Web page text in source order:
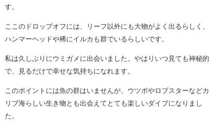
す。
ここのドロップオフには、リーフ以外にも大物がよく出るらしく、
ハンマーヘッドや稀にイルカも群でいるらしいです。
私は久しぶりにウミガメに出会いました。やはりいつ見ても神秘的
で、見るだけで幸せな気持ちになれます。
このポイントには魚の群はいませんが、ウツボやロブスターなどカ
リブ海らしい生き物とも出会えてとても楽しいダイブになりまし
た。